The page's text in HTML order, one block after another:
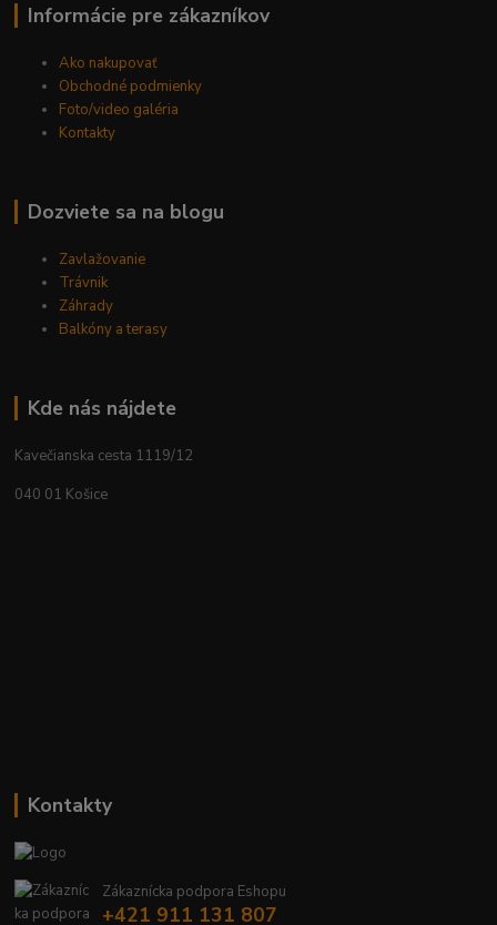
Informácie pre zákazníkov
Ako nakupovať
Obchodné podmienky
Foto/video galéria
Kontakty
Dozviete sa na blogu
Zavlažovanie
Trávnik
Záhrady
Balkóny a terasy
Kde nás nájdete
Kavečianska cesta 1119/12
040 01 Košice
Kontakty
Zákaznícka podpora Eshopu
+421 911 131 807